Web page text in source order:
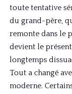
toute tentative
du grand-père,
remonte dans le
devient le
longtemps
Tout a changé
moderne.